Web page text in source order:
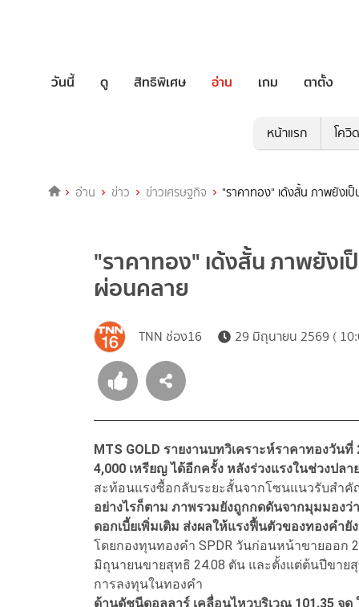
วันนี้ ดู สิทธิพิเศษ อ่าน เกม ตาตั้ง
หน้าแรก โควิ
อ่าน ข่าว ข่าวเศรษฐกิจ "ราคาทอง" เด้งสั้น ภาพยังเ
"ราคาทอง" เด้งสั้น ภาพยังเ
ผ่อนคลาย
TNN ช่อง16 29 มิถุนายน 2569 (
MTS GOLD รายงานบทวิเคราะห์ราคาทองวัน
4,000 เหรียญ ได้อีกครั้ง หลังร่วงแรงในช่วงปล
สะท้อนแรงซื้อกลับระยะสั้นจากโซนแนวรับสํา
อย่างไรก็ตาม ภาพรวมยังถูกกดดันจากมุมมอง
ดอกเบี้ยเพิ่มเติม ส่งผลให้แรงฟื้นตัวของทองคํายั
โดยกองทุนทองคํา SPDR วันก่อนหน้าขายออก
มิถุนายนขายสุทธิ 24.08 ตัน และตั้งแต่ต้นปีขา
การลงทุนในทองคํา
ด้านดัชนีดอลลาร์ เคลื่อนไหวบริเวณ 101.35 จุ